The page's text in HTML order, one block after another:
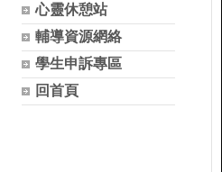
心靈休憩站
輔導資源網絡
學生申訴專區
回首頁